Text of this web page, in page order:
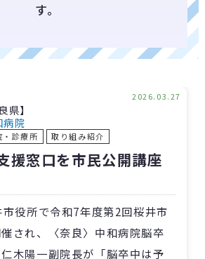
す。
県】
病院
・診療所 取り組み紹介
2026.03.27
援窓口を市民公開講座
役所で令和7年度第2回桜井市
され、〈奈良〉中和病院脳卒
木陽一副院長が「脳卒中は予